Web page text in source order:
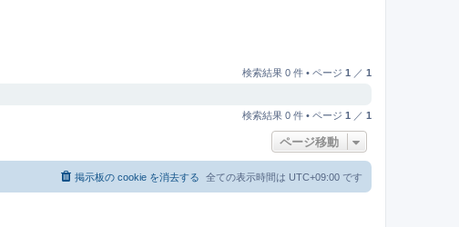
検索結果 0 件 • ページ 1 ／ 1
検索結果 0 件 • ページ 1 ／ 1
ページ移動
全ての表示時間は UTC+09:00 です
掲示板の cookie を消去する